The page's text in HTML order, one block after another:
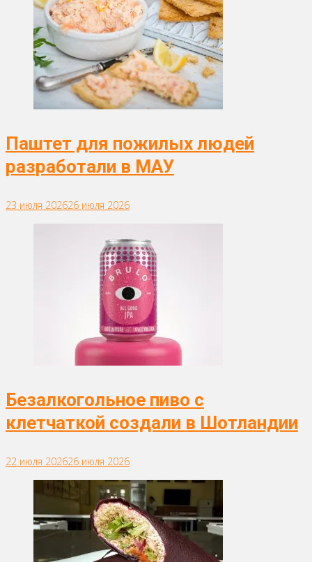
Паштет для пожилых людей
разработали в МАУ
23 июля 202626 июля 2026
Безалкогольное пиво с
клетчаткой создали в Шотландии
22 июля 202626 июля 2026